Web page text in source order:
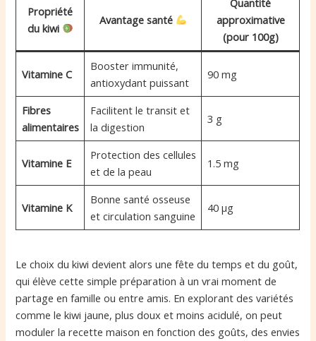
Propriété
du kiwi
Avantage santé
approximative
(pour 100g)
Vitamine C
Booster immunité,
antioxydant puissant
90 mg
Fibres
alimentaires
Facilitent le transit et
la digestion
3 g
Vitamine E
Protection des cellules
et de la peau
1.5 mg
Vitamine K
Bonne santé osseuse
et circulation sanguine
40 µg
Le choix du kiwi devient alors une fête du temps et du goût,
qui élève cette simple préparation à un vrai moment de
partage en famille ou entre amis. En explorant des variétés
comme le kiwi jaune, plus doux et moins acidulé, on peut
moduler la recette maison en fonction des goûts, des envies